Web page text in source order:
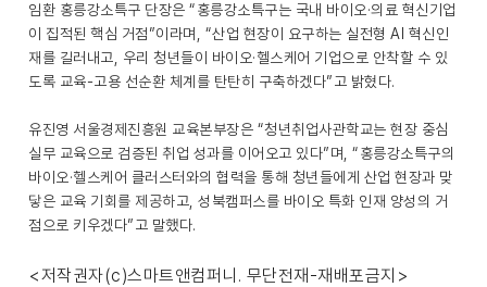
임환 홍릉강소특구 단장은 “홍릉강소특구는 국내 바이오·의료 혁신기업
이 집적된 핵심 거점”이라며, “산업 현장이 요구하는 실전형 AI 혁신인
재를 길러내고, 우리 청년들이 바이오·헬스케어 기업으로 안착할 수 있
도록 교육-고용 선순환 체계를 탄탄히 구축하겠다”고 밝혔다.
유진영 서울경제진흥원 교육본부장은 “청년취업사관학교는 현장 중심
실무 교육으로 검증된 취업 성과를 이어오고 있다”며, “홍릉강소특구의
바이오·헬스케어 클러스터와의 협력을 통해 청년들에게 산업 현장과 맞
닿은 교육 기회를 제공하고, 성북캠퍼스를 바이오 특화 인재 양성의 거
점으로 키우겠다”고 말했다.
<저작권자(c)스마트앤컴퍼니. 무단전재-재배포금지>